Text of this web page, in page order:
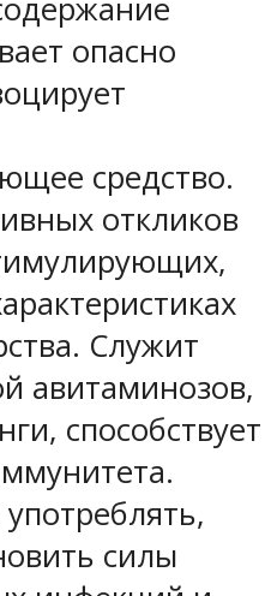
опасно
средство.
откликов
Служит
авитаминозов,
способствует
силы